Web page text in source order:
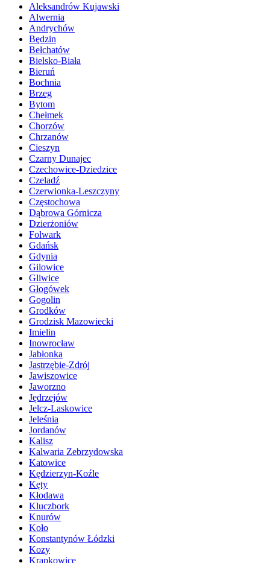
Aleksandrów Kujawski
Alwernia
Andrychów
Będzin
Bełchatów
Bielsko-Biała
Bieruń
Bochnia
Brzeg
Bytom
Chełmek
Chorzów
Chrzanów
Cieszyn
Czarny Dunajec
Czechowice-Dziedzice
Czeladź
Czerwionka-Leszczyny
Częstochowa
Dąbrowa Górnicza
Dzierżoniów
Folwark
Gdańsk
Gdynia
Gilowice
Gliwice
Głogówek
Gogolin
Grodków
Grodzisk Mazowiecki
Imielin
Inowrocław
Jabłonka
Jastrzębie-Zdrój
Jawiszowice
Jaworzno
Jędrzejów
Jelcz-Laskowice
Jeleśnia
Jordanów
Kalisz
Kalwaria Zebrzydowska
Katowice
Kędzierzyn-Koźle
Kęty
Kłodawa
Kluczbork
Knurów
Koło
Konstantynów Łódzki
Kozy
Krapkowice